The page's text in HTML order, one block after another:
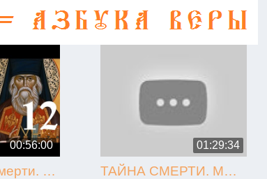
00:56:00
12. Слово о смерти. Игнатий Брянчанинов.
01:29:34
ТАЙНА СМЕРТИ. МЫТАРСТВА. ВОСКРЕСЕНИЕ (Олег Стеняев)